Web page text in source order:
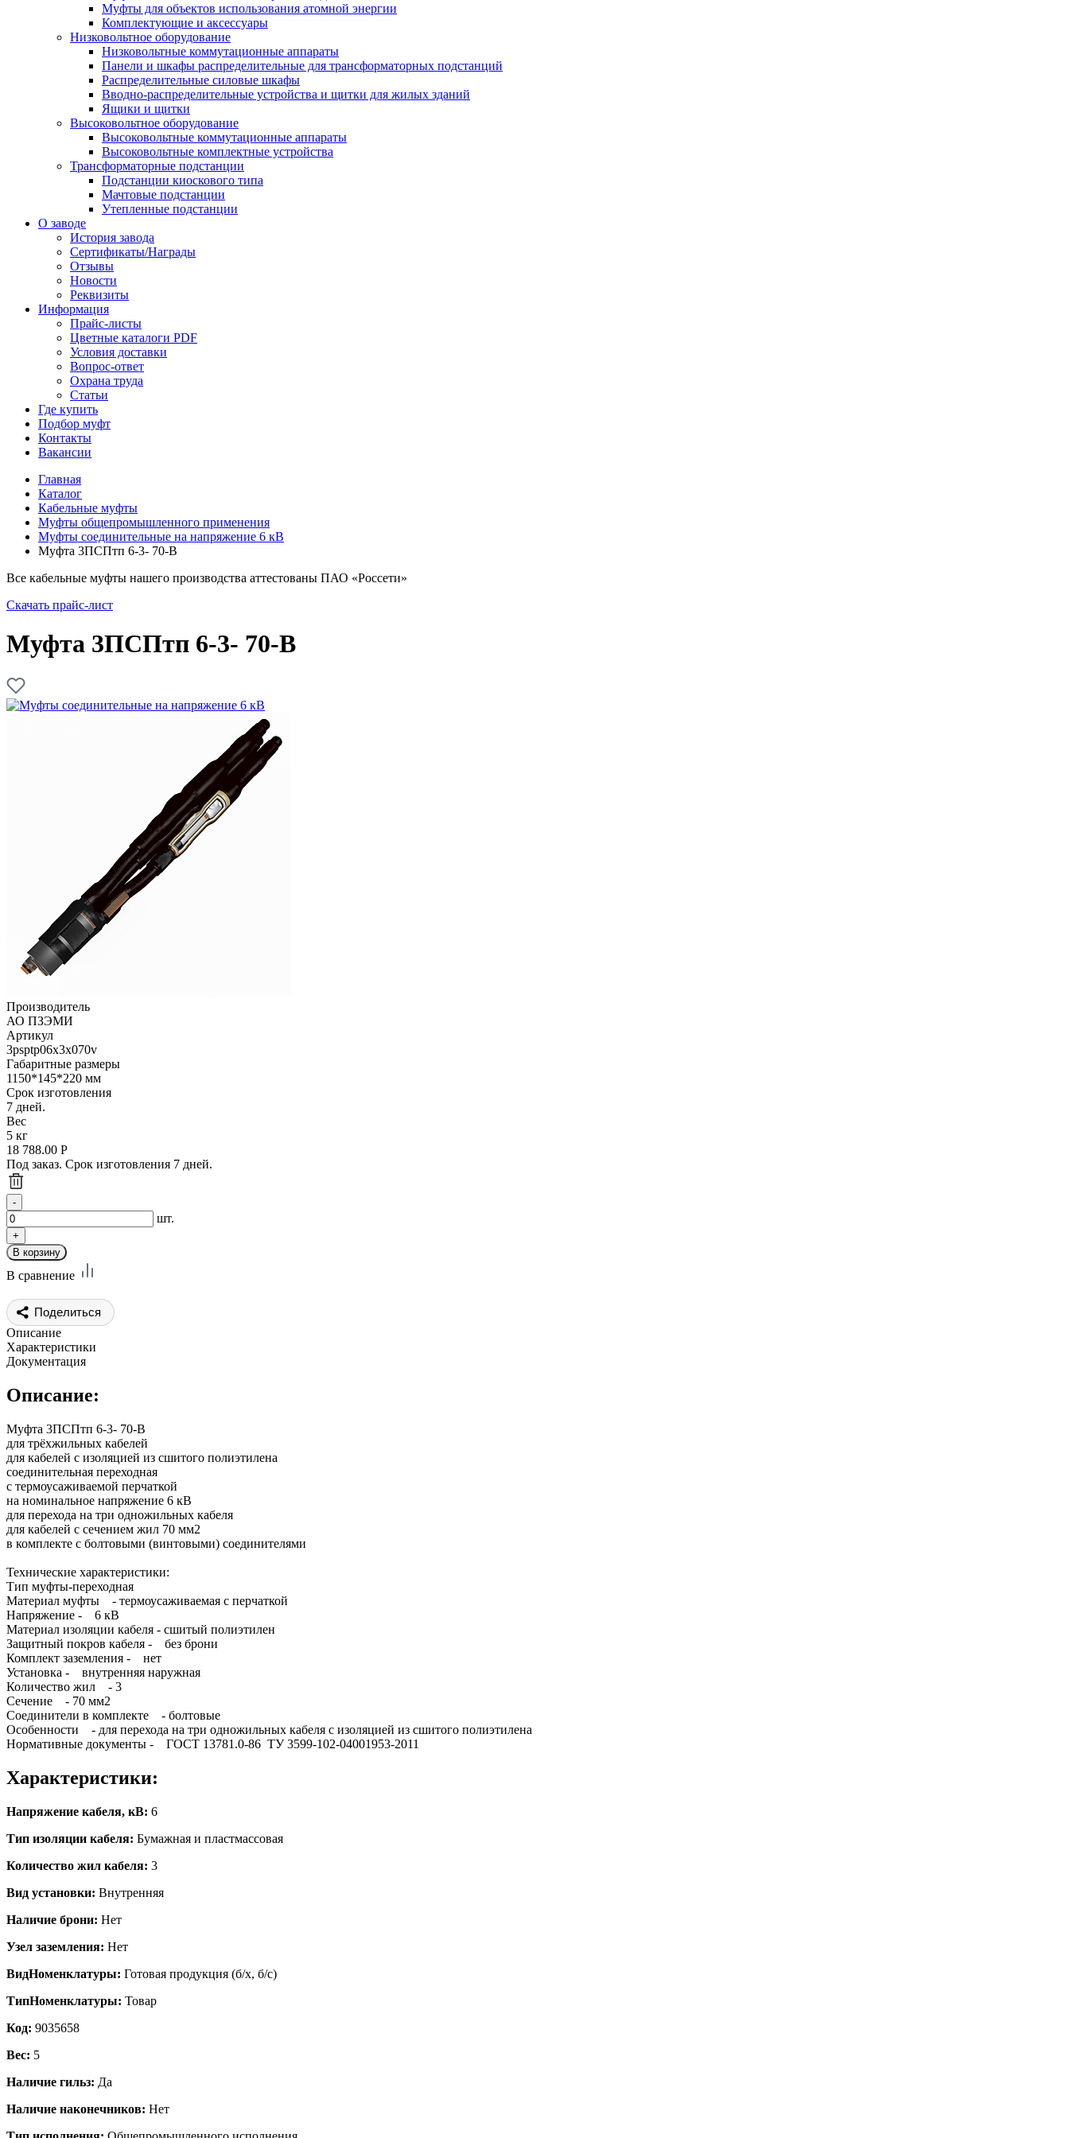
Муфты для объектов использования атомной энергии
Комплектующие и аксессуары
Низковольтное оборудование
Низковольтные коммутационные аппараты
Панели и шкафы распределительные для трансформаторных подстанций
Распределительные силовые шкафы
Вводно-распределительные устройства и щитки для жилых зданий
Ящики и щитки
Высоковольтное оборудование
Высоковольтные коммутационные аппараты
Высоковольтные комплектные устройства
Трансформаторные подстанции
Подстанции киоскового типа
Мачтовые подстанции
Утепленные подстанции
О заводе
История завода
Сертификаты/Награды
Отзывы
Новости
Реквизиты
Информация
Прайс-листы
Цветные каталоги PDF
Условия доставки
Вопрос-ответ
Охрана труда
Статьи
Где купить
Подбор муфт
Контакты
Вакансии
Главная
Каталог
Кабельные муфты
Муфты общепромышленного применения
Муфты соединительные на напряжение 6 кВ
Муфта 3ПСПтп 6-3- 70-В
Все кабельные муфты нашего производства аттестованы ПАО «Россети»
Скачать прайс-лист
Муфта 3ПСПтп 6-3- 70-В
Производитель
АО ПЗЭМИ
Артикул
3psptp06x3x070v
Габаритные размеры
1150*145*220 мм
Срок изготовления
7 дней.
Вес
5 кг
18 788.00 Р
Под заказ. Срок изготовления 7 дней.
шт.
В сравнение
Поделиться
Описание
Характеристики
Документация
Описание:
Муфта 3ПСПтп 6-3- 70-В
для трёхжильных кабелей
для кабелей с изоляцией из сшитого полиэтилена
соединительная переходная
с термоусаживаемой перчаткой
на номинальное напряжение 6 кВ
для перехода на три одножильных кабеля
для кабелей с сечением жил 70 мм2
в комплекте с болтовыми (винтовыми) соединителями
Технические характеристики:
Тип муфты-переходная
Материал муфты - термоусаживаемая с перчаткой
Напряжение - 6 кВ
Материал изоляции кабеля - сшитый полиэтилен
Защитный покров кабеля - без брони
Комплект заземления - нет
Установка - внутренняя наружная
Количество жил - 3
Сечение - 70 мм2
Соединители в комплекте - болтовые
Особенности - для перехода на три одножильных кабеля с изоляцией из сшитого полиэтилена
Нормативные документы - ГОСТ 13781.0-86 ТУ 3599-102-04001953-2011
Характеристики:
Напряжение кабеля, кВ: 6
Тип изоляции кабеля: Бумажная и пластмассовая
Количество жил кабеля: 3
Вид установки: Внутренняя
Наличие брони: Нет
Узел заземления: Нет
ВидНоменклатуры: Готовая продукция (б/х, б/с)
ТипНоменклатуры: Товар
Код: 9035658
Вес: 5
Наличие гильз: Да
Наличие наконечников: Нет